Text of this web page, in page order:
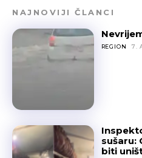
NAJNOVIJI ČLANCI
REGION 7.
sušaru:
biti